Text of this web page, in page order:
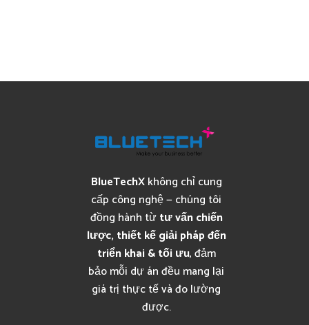
BlueTechXkhông chỉ cung
cấp công nghệ — chúng tôi
đồng hành từtư vấn chiến
lược, thiết kế giải pháp đến
triển khai & tối ưu, đảm
bảo mỗi dự án đều mang lại
giá trị thực tế và đo lường
được.